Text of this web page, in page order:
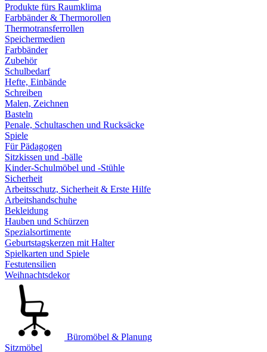
Produkte fürs Raumklima
Farbbänder & Thermorollen
Thermotransferrollen
Speichermedien
Farbbänder
Zubehör
Schulbedarf
Hefte, Einbände
Schreiben
Malen, Zeichnen
Basteln
Penale, Schultaschen und Rucksäcke
Spiele
Für Pädagogen
Sitzkissen und -bälle
Kinder-Schulmöbel und -Stühle
Sicherheit
Arbeitsschutz, Sicherheit & Erste Hilfe
Arbeitshandschuhe
Bekleidung
Hauben und Schürzen
Spezialsortimente
Geburtstagskerzen mit Halter
Spielkarten und Spiele
Festutensilien
Weihnachtsdekor
Büromöbel & Planung
Sitzmöbel